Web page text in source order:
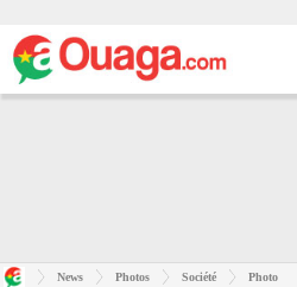
News Photos Société Photo